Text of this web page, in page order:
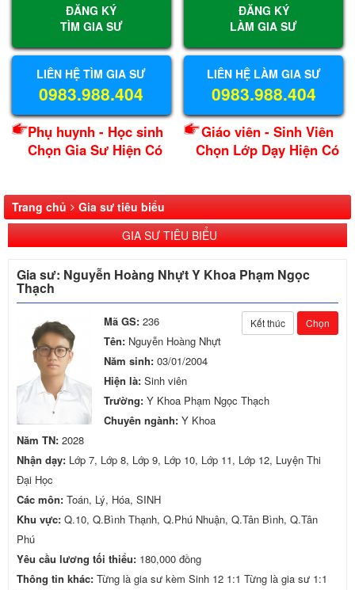
ĐĂNG KÝ
TÌM GIA SƯ
LIÊN HỆ TÌM GIA SƯ
0983.988.404
Phụ huynh - Học sinh
Chọn Gia Sư Hiện Có
ĐĂNG KÝ
LÀM GIA SƯ
LIÊN HỆ LÀM GIA SƯ
0983.988.404
Giáo viên - Sinh Viên
Chọn Lớp Dạy Hiện Có
Trang chủ
Gia sư tiêu biểu
GIA SƯ TIÊU BIỂU
Gia sư: Nguyễn Hoàng Nhựt Y Khoa Phạm Ngọc
Thạch
Kết thúc Chọn
Mã GS: 236
Tên: Nguyễn Hoàng Nhựt
Năm sinh: 03/01/2004
Hiện là: Sinh viên
Trường: Y Khoa Phạm Ngọc Thạch
Chuyên ngành: Y Khoa
Năm TN: 2028
Nhận dạy: Lớp 7, Lớp 8, Lớp 9, Lớp 10, Lớp 11, Lớp 12, Luyện Thi
Đại Học
Các môn: Toán, Lý, Hóa, SINH
Khu vực: Q.10, Q.Bình Thạnh, Q.Phú Nhuận, Q.Tân Bình, Q.Tân
Phú
Yêu cầu lương tối thiểu: 180,000 đồng
Thông tin khác: Từng là gia sư kèm Sinh 12 1:1 Từng là gia sư 1:1